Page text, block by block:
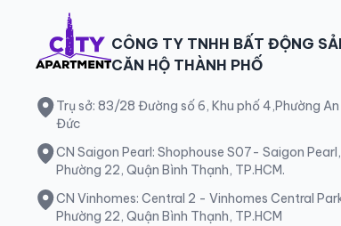
CÔNG TY TNHH BẤT ĐỘNG
CĂN HỘ THÀNH PHỐ
Trụ sở: 83/28 Đường số 6, Khu phố 4,Phường
Đức
CN Saigon Pearl: Shophouse S07- Saigon
Phường 22, Quận Bình Thạnh, TP.HCM.
CN Vinhomes: Central 2 - Vinhomes Central
Phường 22, Quận Bình Thạnh, TP.HCM